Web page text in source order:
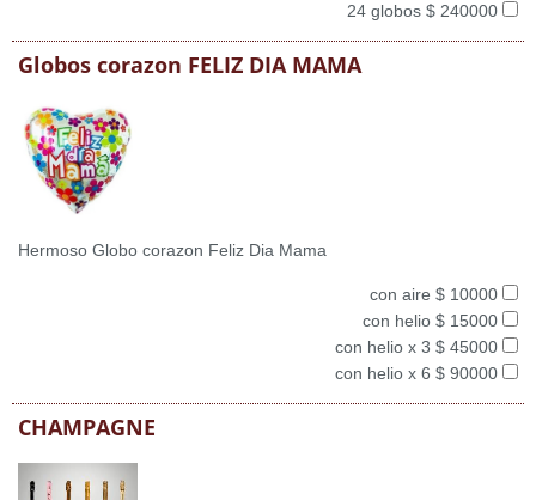
24 globos $ 240000
Globos corazon FELIZ DIA MAMA
Hermoso Globo corazon Feliz Dia Mama
con aire $ 10000
con helio $ 15000
con helio x 3 $ 45000
con helio x 6 $ 90000
CHAMPAGNE